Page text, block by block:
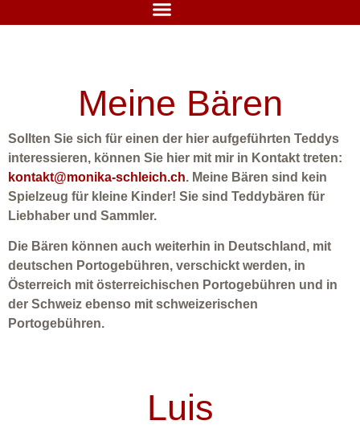
Meine Bären
Sollten Sie sich für einen der hier aufgeführten Teddys
interessieren, können Sie hier mit mir in Kontakt treten:
kontakt@monika-schleich.ch. Meine Bären sind kein
Spielzeug für kleine Kinder! Sie sind Teddybären für
Liebhaber und Sammler.
Die Bären können auch weiterhin in Deutschland, mit
deutschen Portogebühren, verschickt werden, in
Österreich mit österreichischen Portogebühren und in
der Schweiz ebenso mit schweizerischen
Portogebühren.
Luis